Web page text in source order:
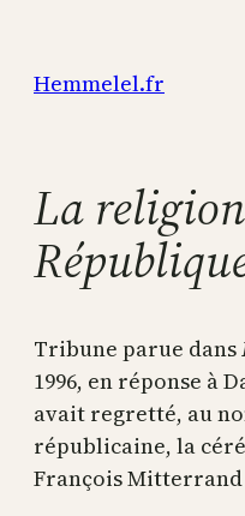
contenu
Hemmelel.fr
La
Tribune parue dans
1996, en réponse à
avait regretté, au
républicaine, la
François Mitterrand